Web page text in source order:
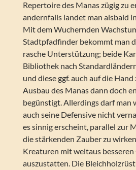
Repertoire des Manas zügig zu
andernfalls landet man alsbald
Mit dem Wuchernden
Stadtpfadfinder bekommt man
rasche Unterstützung; beide
Bibliothek nach
und diese ggf. auch auf die
Ausbau des Manas dann doch
begünstigt. Allerdings darf man
auch seine Defensive nicht
es sinnig erscheint, parallel zur
die stärkenden Zauber zu
Kreaturen mit weitaus
auszustatten. Die